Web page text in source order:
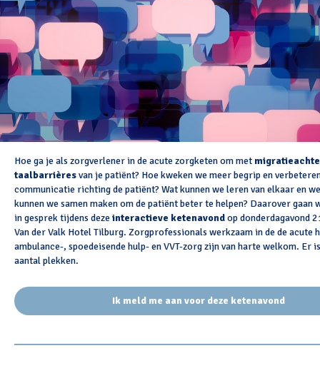
Hoe ga je als zorgverlener in de acute zorgketen om met
taalbarrièresvan je patiënt? Hoe kweken we meer begrip en
communicatie richting de patiënt? Wat kunnen we leren van elkaar en
kunnen we samen maken om de patiënt beter te helpen? Daarover gaan
in gesprek tijdens dezeinteractieve ketenavondop donderdagavond
Van der Valk Hotel Tilburg. Zorgprofessionals werkzaam in de de acute
ambulance-, spoedeisende hulp- en VVT-zorg zijn van harte welkom. Er
aantal plekken.
Ik meld me aan voor deze ketenavond